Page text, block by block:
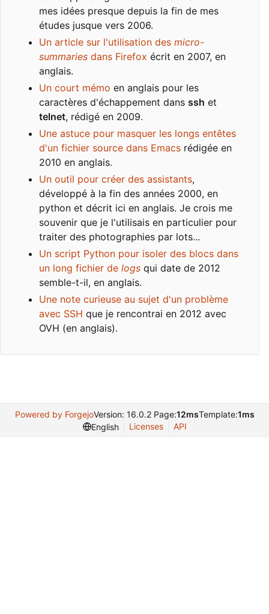
mes idées presque depuis la fin de mes
études jusque vers 2006.
Un article sur l'utilisation des micro-
summaries dans Firefox écrit en 2007, en
anglais.
Un court mémo en anglais pour les
caractères d'échappement dans ssh et
telnet, rédigé en 2009.
Une astuce pour masquer les longs entêtes
d'un fichier source dans Emacs rédigée en
2010 en anglais.
Un outil pour créer des assistants,
développé à la fin des années 2000, en
python et décrit ici en anglais. Je crois me
souvenir que je l'utilisais en particulier pour
traiter des photographies par lots...
Un script Python pour isoler des blocs dans
un long fichier de logs qui date de 2012
semble-t-il, en anglais.
Une note curieuse au sujet d'un problème
avec SSH que je rencontrai en 2012 avec
OVH (en anglais).
Powered by ForgejoVersion: 16.0.2 Page:12msTemplate:1ms
English
Licenses API